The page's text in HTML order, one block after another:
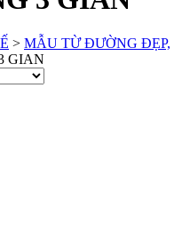
> MẪU TỪ ĐƯỜNG ĐẸP,
GIAN